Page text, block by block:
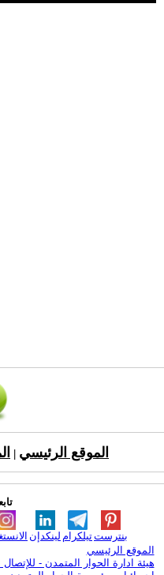
الموقع الرئيسي
لينكدإن تيلكرامبنترست
الموقع الرئيسي
هيئة ادارة الحوار المتمدن - للإتصال